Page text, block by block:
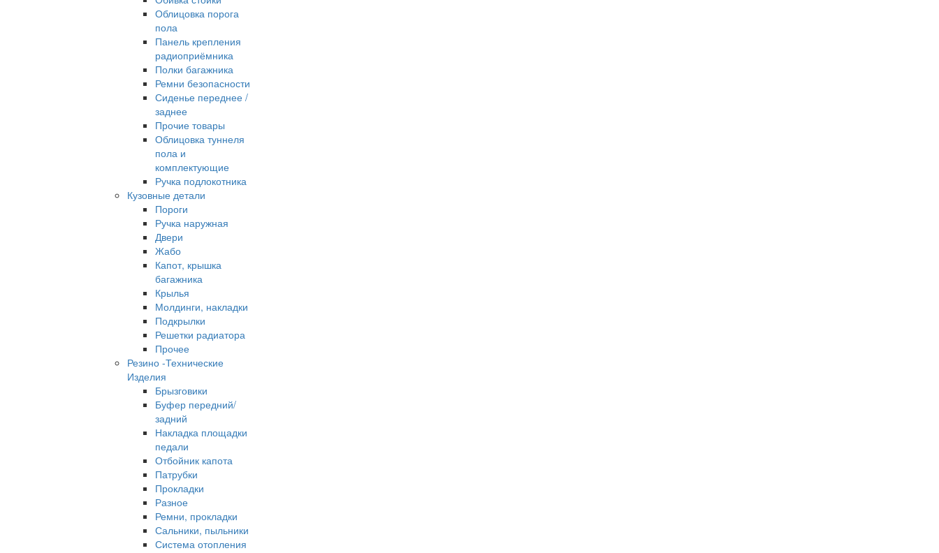
Облицовка порога
пола
Панель крепления
радиоприёмника
Полки багажника
Ремни безопасности
Сиденье переднее /
заднее
Прочие товары
Облицовка туннеля
пола и
комплектующие
Ручка подлокотника
Кузовные детали
Пороги
Ручка наружная
Двери
Жабо
Капот, крышка
багажника
Крылья
Молдинги, накладки
Подкрылки
Решетки радиатора
Прочее
Резино -Технические
Изделия
Брызговики
Буфер передний/
задний
Накладка площадки
педали
Отбойник капота
Патрубки
Прокладки
Разное
Ремни, прокладки
Сальники, пыльники
Система отопления